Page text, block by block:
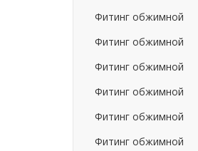
Фитинг обжимной
Фитинг обжимной
Фитинг обжимной
Фитинг обжимной
Фитинг обжимной
Фитинг обжимной